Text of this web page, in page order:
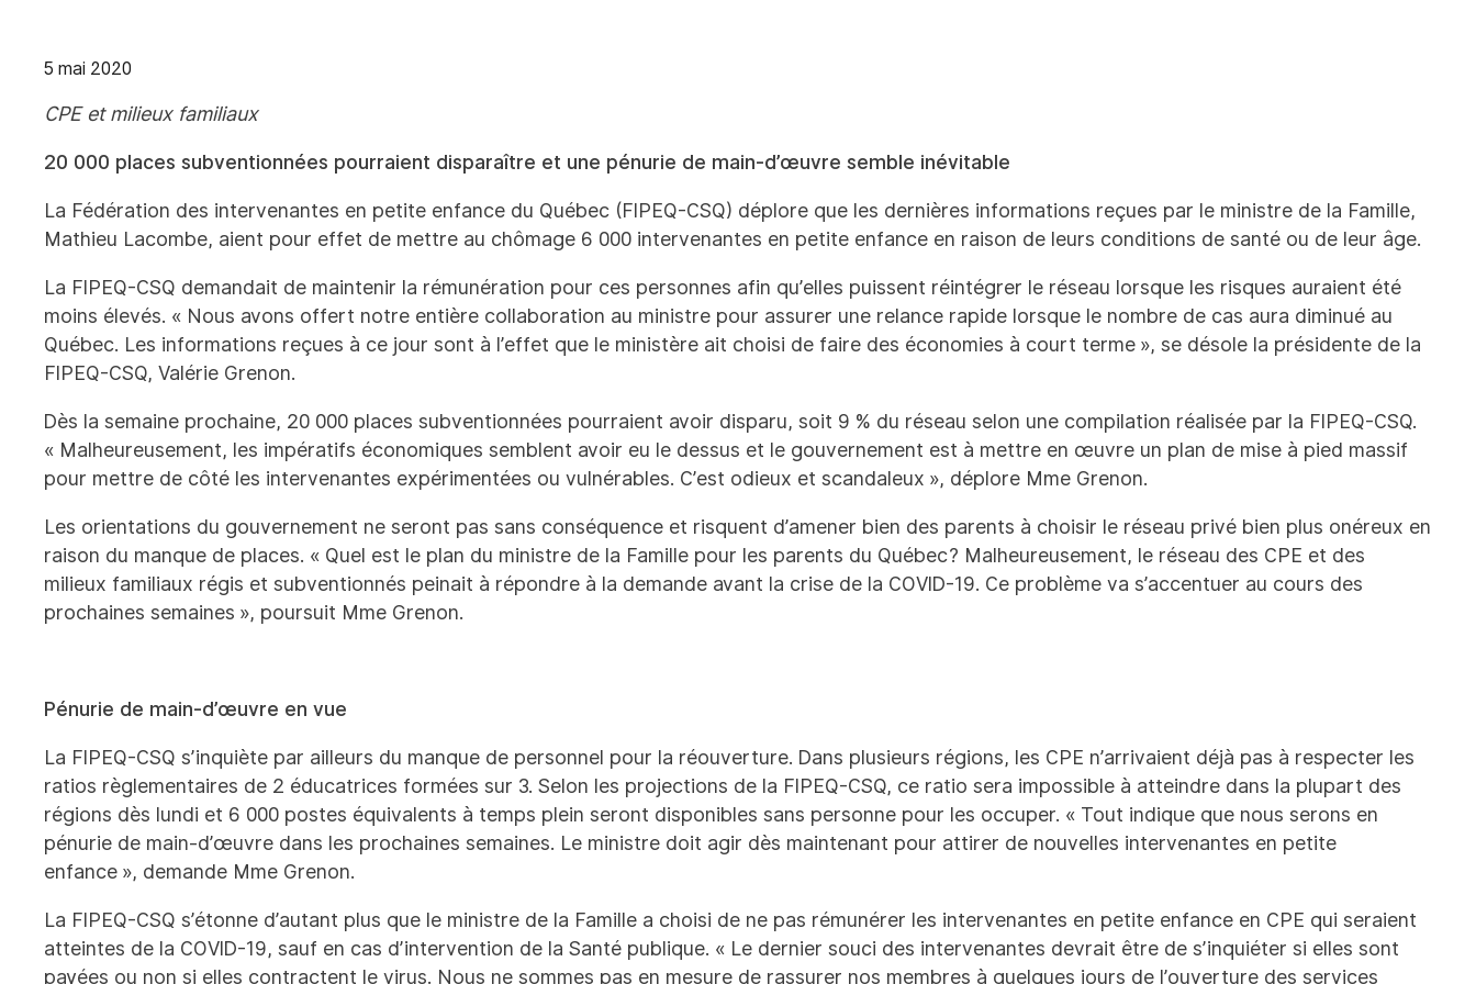
5 mai 2020
CPE et milieux familiaux
20 000 places subventionnées pourraient disparaître et une pénurie de main-d’œuvre semble inévitable
La Fédération des intervenantes en petite enfance du Québec (FIPEQ-CSQ) déplore que les dernières informations reçues par le ministre de la Famille,
Mathieu Lacombe, aient pour effet de mettre au chômage 6 000 intervenantes en petite enfance en raison de leurs conditions de santé ou de leur âge.
La FIPEQ-CSQ demandait de maintenir la rémunération pour ces personnes afin qu’elles puissent réintégrer le réseau lorsque les risques auraient été
moins élevés. « Nous avons offert notre entière collaboration au ministre pour assurer une relance rapide lorsque le nombre de cas aura diminué au
Québec. Les informations reçues à ce jour sont à l’effet que le ministère ait choisi de faire des économies à court terme », se désole la présidente de la
FIPEQ-CSQ, Valérie Grenon.
Dès la semaine prochaine, 20 000 places subventionnées pourraient avoir disparu, soit 9 % du réseau selon une compilation réalisée par la FIPEQ-CSQ.
« Malheureusement, les impératifs économiques semblent avoir eu le dessus et le gouvernement est à mettre en œuvre un plan de mise à pied massif
pour mettre de côté les intervenantes expérimentées ou vulnérables. C’est odieux et scandaleux », déplore Mme Grenon.
Les orientations du gouvernement ne seront pas sans conséquence et risquent d’amener bien des parents à choisir le réseau privé bien plus onéreux en
raison du manque de places. « Quel est le plan du ministre de la Famille pour les parents du Québec? Malheureusement, le réseau des CPE et des
milieux familiaux régis et subventionnés peinait à répondre à la demande avant la crise de la COVID-19. Ce problème va s’accentuer au cours des
prochaines semaines », poursuit Mme Grenon.
Pénurie de main-d’œuvre en vue
La FIPEQ-CSQ s’inquiète par ailleurs du manque de personnel pour la réouverture. Dans plusieurs régions, les CPE n’arrivaient déjà pas à respecter les
ratios règlementaires de 2 éducatrices formées sur 3. Selon les projections de la FIPEQ-CSQ, ce ratio sera impossible à atteindre dans la plupart des
régions dès lundi et 6 000 postes équivalents à temps plein seront disponibles sans personne pour les occuper. « Tout indique que nous serons en
pénurie de main-d’œuvre dans les prochaines semaines. Le ministre doit agir dès maintenant pour attirer de nouvelles intervenantes en petite
enfance », demande Mme Grenon.
La FIPEQ-CSQ s’étonne d’autant plus que le ministre de la Famille a choisi de ne pas rémunérer les intervenantes en petite enfance en CPE qui seraient
atteintes de la COVID-19, sauf en cas d’intervention de la Santé publique. « Le dernier souci des intervenantes devrait être de s’inquiéter si elles sont
payées ou non si elles contractent le virus. Nous ne sommes pas en mesure de rassurer nos membres à quelques jours de l’ouverture des services